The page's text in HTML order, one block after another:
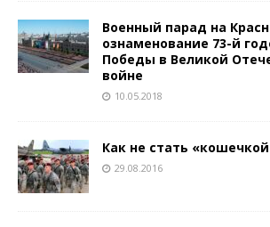
Военный парад на
ознаменование 73-й
Победы в Великой
войне
10.05.2018
Как не стать
29.08.2016